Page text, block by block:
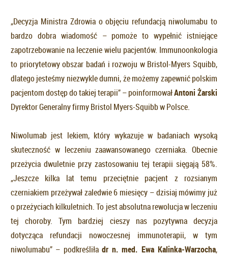
„Decyzja Ministra Zdrowia o objęciu refundacją niwolumabu to
bardzo dobra wiadomość – pomoże to wypełnić istniejące
zapotrzebowanie na leczenie wielu pacjentów. Immunoonkologia
to priorytetowy obszar badań i rozwoju w Bristol-Myers Squibb,
dlatego jesteśmy niezwykle dumni, że możemy zapewnić polskim
pacjentom dostęp do takiej terapii” – poinformowałAntoni Żarski
Dyrektor Generalny firmy Bristol Myers-Squibb w Polsce.
Niwolumab jest lekiem, który wykazuje w badaniach wysoką
skuteczność w leczeniu zaawansowanego czerniaka. Obecnie
przeżycia dwuletnie przy zastosowaniu tej terapii sięgają 58%.
„Jeszcze kilka lat temu przeciętnie pacjent z rozsianym
czerniakiem przeżywał zaledwie 6 miesięcy – dzisiaj mówimy już
o przeżyciach kilkuletnich. To jest absolutna rewolucja w leczeniu
tej choroby. Tym bardziej cieszy nas pozytywna decyzja
dotycząca refundacji nowoczesnej immunoterapii, w tym
niwolumabu” – podkreśliła dr n. med. Ewa Kalinka-Warzocha,